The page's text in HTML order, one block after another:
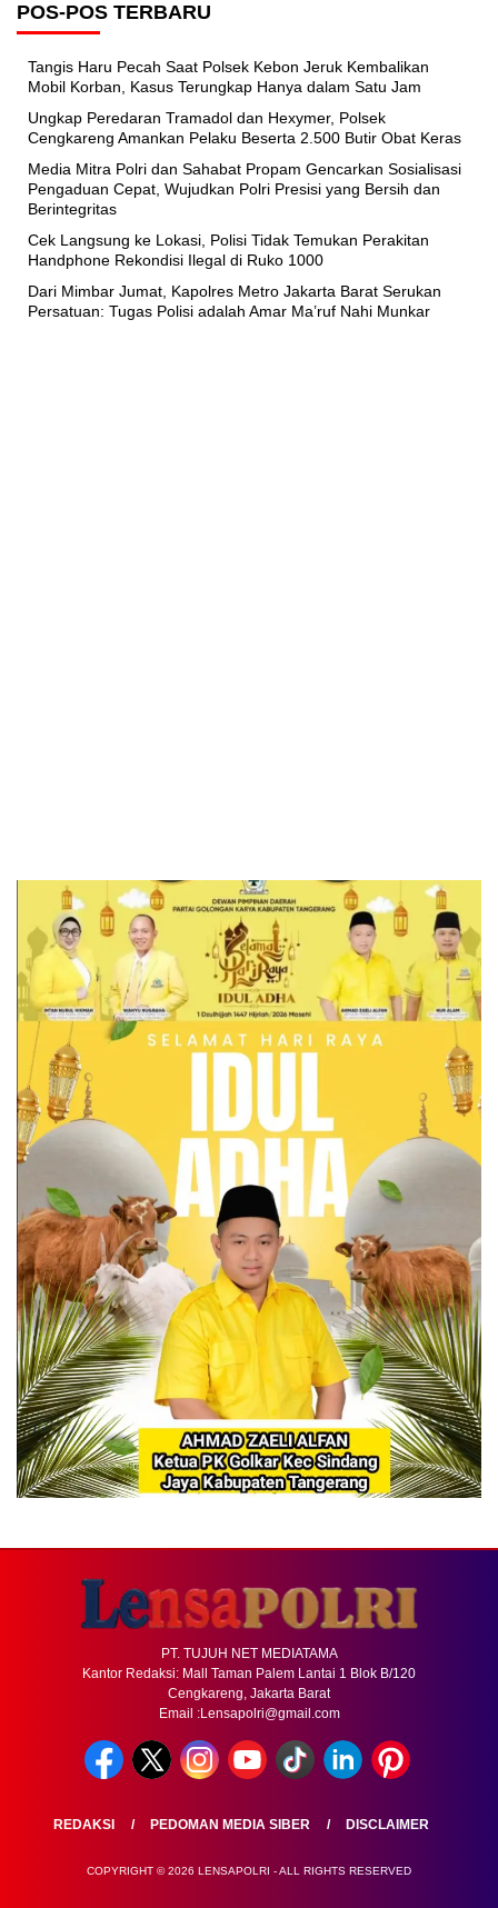
POS-POS TERBARU
Tangis Haru Pecah Saat Polsek Kebon Jeruk Kembalikan
Mobil Korban, Kasus Terungkap Hanya dalam Satu Jam
Ungkap Peredaran Tramadol dan Hexymer, Polsek
Cengkareng Amankan Pelaku Beserta 2.500 Butir Obat Keras
Media Mitra Polri dan Sahabat Propam Gencarkan Sosialisasi
Pengaduan Cepat, Wujudkan Polri Presisi yang Bersih dan
Berintegritas
Cek Langsung ke Lokasi, Polisi Tidak Temukan Perakitan
Handphone Rekondisi Ilegal di Ruko 1000
Dari Mimbar Jumat, Kapolres Metro Jakarta Barat Serukan
Persatuan: Tugas Polisi adalah Amar Ma’ruf Nahi Munkar
PT. TUJUH NET MEDIATAMA
Kantor Redaksi: Mall Taman Palem Lantai 1 Blok B/120
Cengkareng, Jakarta Barat
Email :Lensapolri@gmail.com
REDAKSI PEDOMAN MEDIA SIBER DISCLAIMER
COPYRIGHT © 2026 LENSAPOLRI - ALL RIGHTS RESERVED